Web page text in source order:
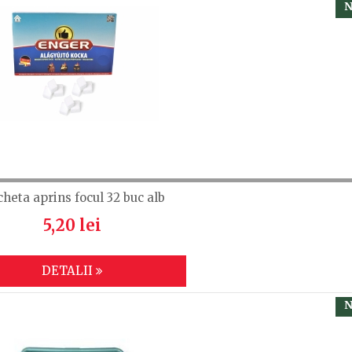
aprins focul 32 buc alb
5,20 lei
DETALII